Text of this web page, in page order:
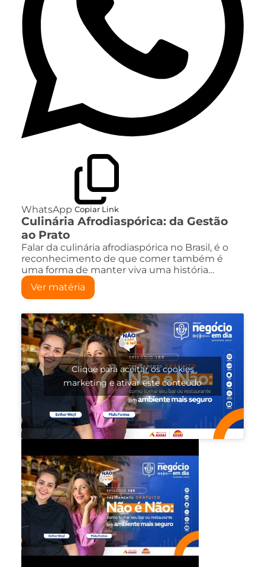
WhatsApp Copiar Link
Culinária Afrodiaspórica: da Gestão
ao Prato
Falar da culinária afrodiaspórica no Brasil, é o
reconhecimento de que comer também é
uma forma de manter viva uma história…
Ver matéria
Clique para aceitar os cookies
marketing e ativar este conteúdo